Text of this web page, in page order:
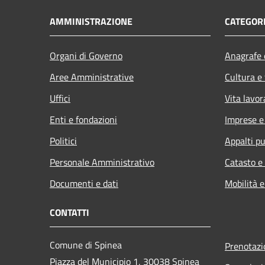
AMMINISTRAZIONE
Organi di Governo
Aree Amministrative
Uffici
Enti e fondazioni
Politici
Personale Amministrativo
Documenti e dati
Cultura
Vita
Imprese
Appalti
Catasto
Mobilità
CONTATTI
Comune di Spinea
Piazza del Municipio 1, 30038 Spinea